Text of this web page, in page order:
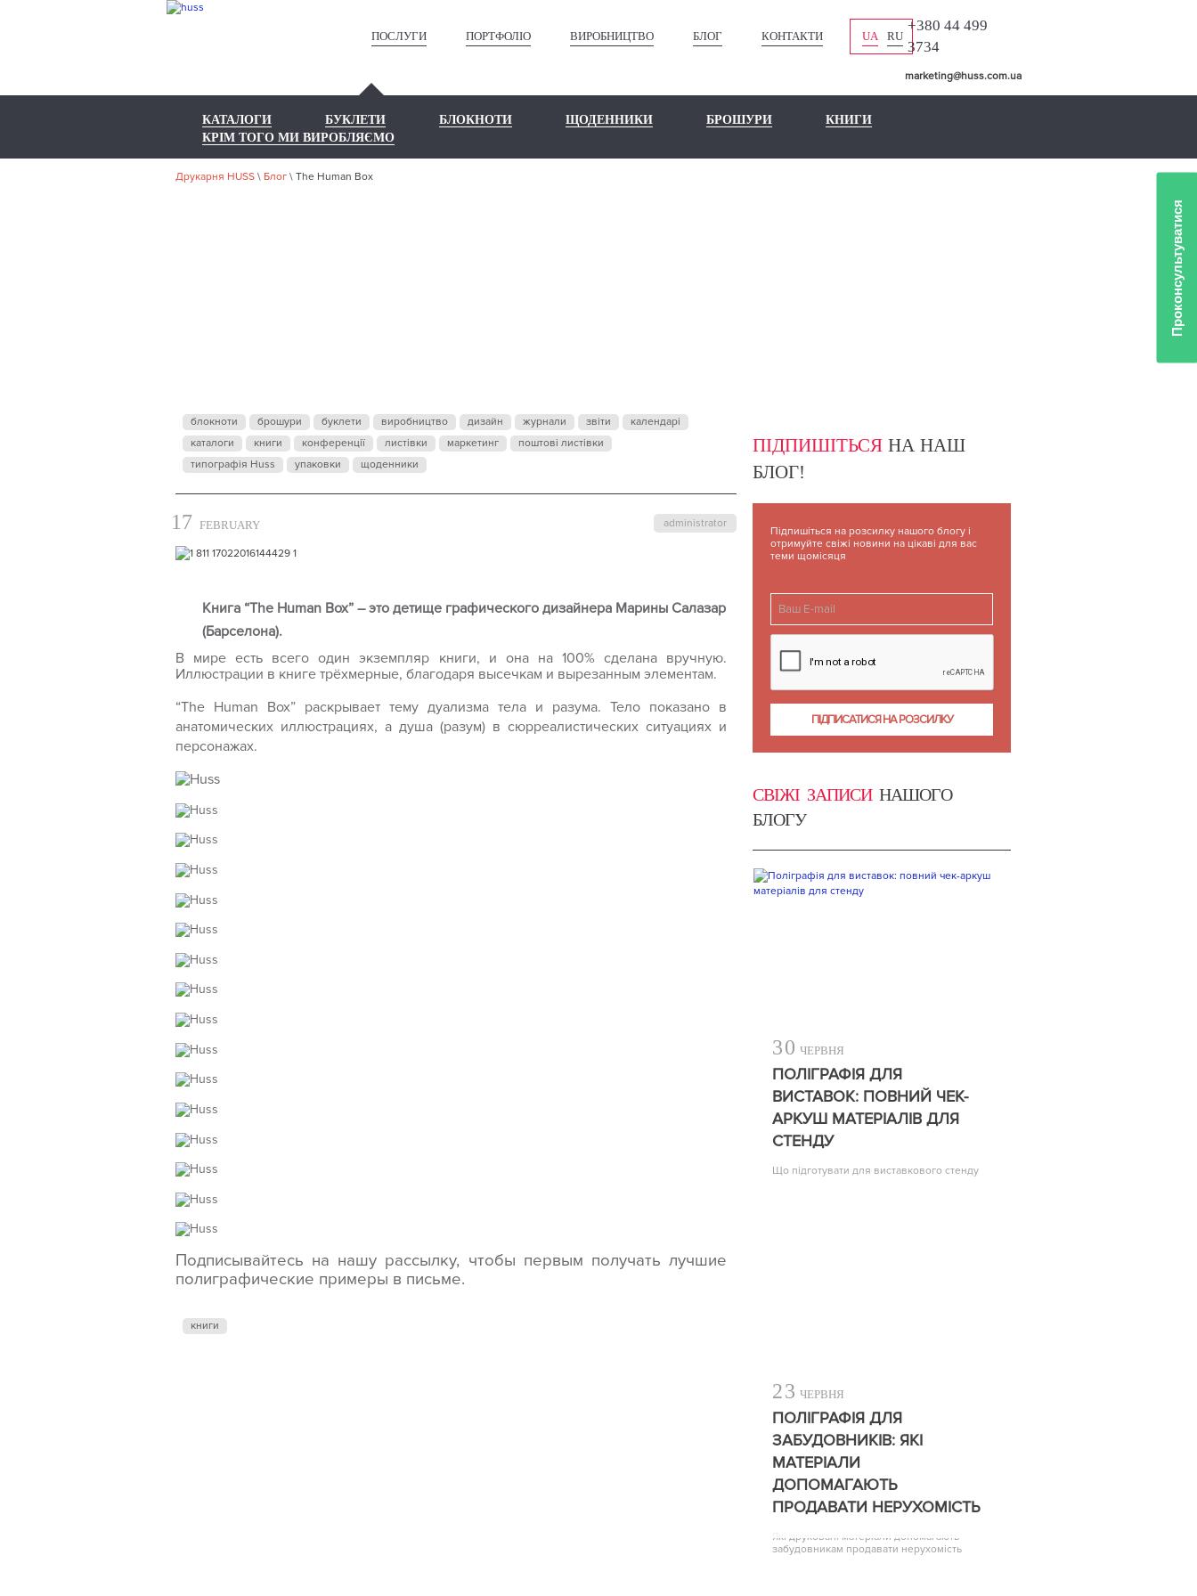
ПОСЛУГИ ПОРТФОЛІО ВИРОБНИЦТВО БЛОГ КОНТАКТИ UA RU
+380 44 499
3734
marketing@huss.com.ua
КАТАЛОГИ БУКЛЕТИ БЛОКНОТИ ЩОДЕННИКИ БРОШУРИ
КНИГИ
КРІМ ТОГО МИ ВИРОБЛЯЄМО
Друкарня HUSS \ Блог \ The Human Box
блокноти брошури буклети виробництво дизайн журнали звіти
календарі
каталоги
книги конференції листівки маркетинг
поштові листівки
типографія Huss
упаковки щоденники
administrator
17 FEBRUARY
Книга “The Human Box” – это детище графического дизайнера Марины Салазар
(Барселона).
В мире есть всего один экземпляр книги, и она на 100% сделана вручную.
Иллюстрации в книге трёхмерные, благодаря высечкам и вырезанным элементам.
“The Human Box” раскрывает тему дуализма тела и разума. Тело показано в
анатомических иллюстрациях, а душа (разум) в сюрреалистических ситуациях и
персонажах.
Подписывайтесь на нашу рассылку, чтобы первым получать лучшие
полиграфические примеры в письме.
книги
ПІДПИШІТЬСЯ НА НАШ
БЛОГ!
Підпишіться на розсилку нашого блогу і
отримуйте свіжі новини на цікаві для вас
теми щомісяця
СВІЖІ ЗАПИСИНАШОГО
БЛОГУ
30 ЧЕРВНЯ
ПОЛІГРАФІЯ ДЛЯ
ВИСТАВОК: ПОВНИЙ ЧЕК-
АРКУШ МАТЕРІАЛІВ ДЛЯ
СТЕНДУ
Що підготувати для виставкового стенду
23 ЧЕРВНЯ
ПОЛІГРАФІЯ ДЛЯ
ЗАБУДОВНИКІВ: ЯКІ
МАТЕРІАЛИ
ДОПОМАГАЮТЬ
ПРОДАВАТИ НЕРУХОМІСТЬ
Які друковані матеріали допомагають
забудовникам продавати нерухомість
Проконсультуватися